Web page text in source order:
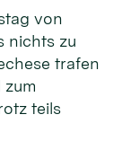
von
nichts zu
trafen
teils